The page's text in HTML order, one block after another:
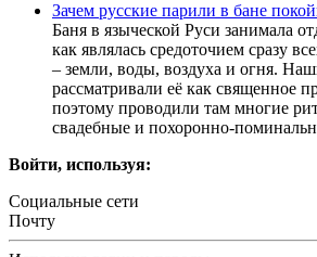
Зачем русские парили в бане
Баня в языческой Руси занимала
как являлась средоточием сразу
– земли, воды, воздуха и огня.
рассматривали её как священное
поэтому проводили там многие
свадебные и похоронно-
Войти, используя:
Социальные сети
Почту